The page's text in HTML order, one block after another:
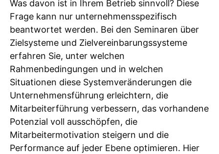
Was davon ist in Ihrem Betrieb sinnvoll? Diese
Frage kann nur unternehmensspezifisch
beantwortet werden. Bei den Seminaren über
Zielsysteme und Zielvereinbarungssysteme
erfahren Sie, unter welchen
Rahmenbedingungen und in welchen
Situationen diese Systemveränderungen die
Unternehmensführung erleichtern, die
Mitarbeiterführung verbessern, das vorhandene
Potenzial voll ausschöpfen, die
Mitarbeitermotivation steigern und die
Performance auf jeder Ebene optimieren. Hier